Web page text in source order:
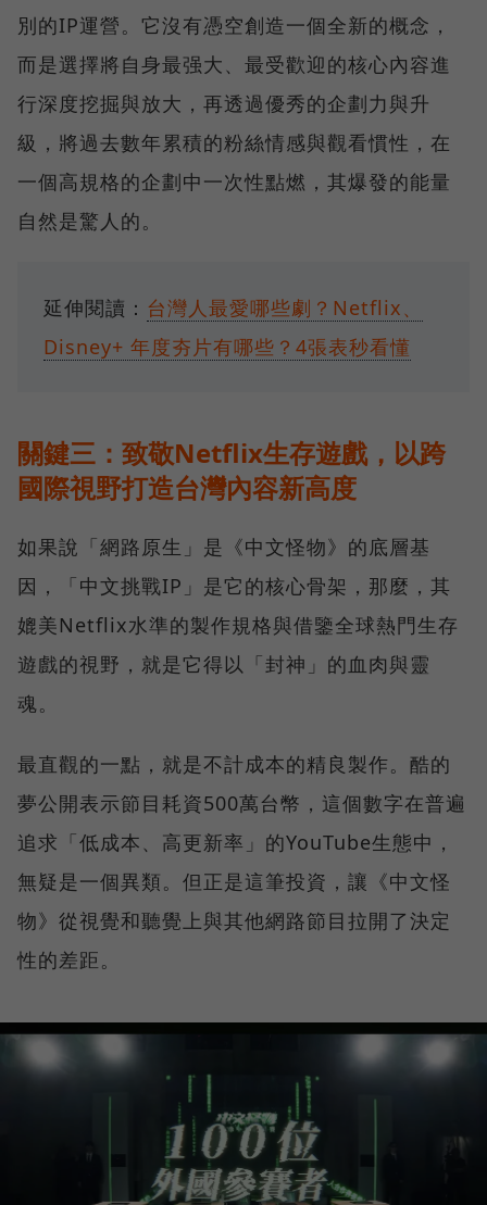
別的IP運營。它沒有憑空創造一個全新的概念，
而是選擇將自身最强大、最受歡迎的核心內容進
行深度挖掘與放大，再透過優秀的企劃力與升
級，將過去數年累積的粉絲情感與觀看慣性，在
一個高規格的企劃中一次性點燃，其爆發的能量
自然是驚人的。
延伸閱讀： 台灣人最愛哪些劇？Netflix、
Disney+ 年度夯片有哪些？4張表秒看懂
關鍵三：致敬Netflix生存遊戲，以跨
國際視野打造台灣內容新高度
如果說「網路原生」是《中文怪物》的底層基
因，「中文挑戰IP」是它的核心骨架，那麼，其
媲美Netflix水準的製作規格與借鑒全球熱門生存
遊戲的視野，就是它得以「封神」的血肉與靈
魂。
最直觀的一點，就是不計成本的精良製作。酷的
夢公開表示節目耗資500萬台幣，這個數字在普遍
追求「低成本、高更新率」的YouTube生態中，
無疑是一個異類。但正是這筆投資，讓《中文怪
物》從視覺和聽覺上與其他網路節目拉開了決定
性的差距。